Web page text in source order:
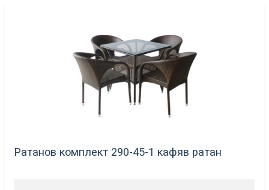
Ратанов комплект 290-45-1 кафяв ратан